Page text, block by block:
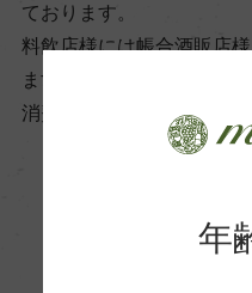
有機JAS認証
ー
ております。
料飲店様には帳合酒販店
ます。
消費者様には酒販店様の紹
お取り寄せ
年